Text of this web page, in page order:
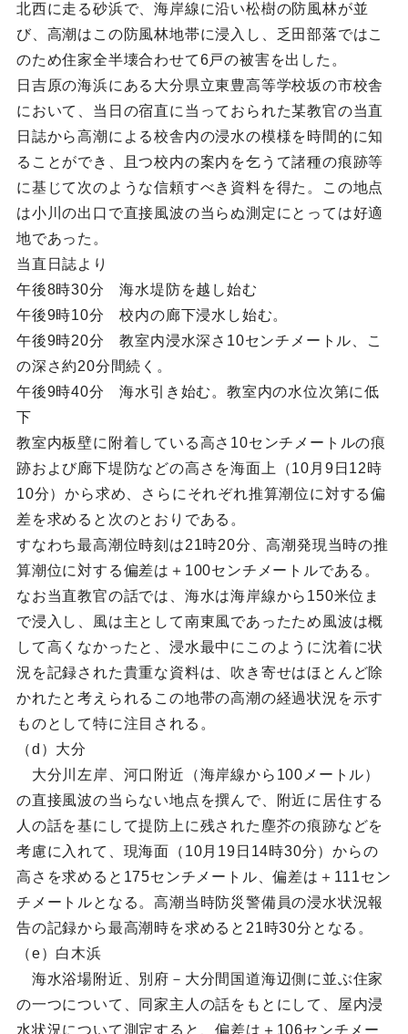
北西に走る砂浜で、海岸線に沿い松樹の防風林が並
び、高潮はこの防風林地帯に浸入し、乏田部落ではこ
のため住家全半壊合わせて6戸の被害を出した。
日吉原の海浜にある大分県立東豊高等学校坂の市校舎
において、当日の宿直に当っておられた某教官の当直
日誌から高潮による校舎内の浸水の模様を時間的に知
ることができ、且つ校内の案内を乞うて諸種の痕跡等
に基じて次のような信頼すべき資料を得た。この地点
は小川の出口で直接風波の当らぬ測定にとっては好適
地であった。
当直日誌より
午後8時30分 海水堤防を越し始む
午後9時10分 校内の廊下浸水し始む。
午後9時20分 教室内浸水深さ10センチメートル、こ
の深さ約20分間続く。
午後9時40分 海水引き始む。教室内の水位次第に低
下
教室内板壁に附着している高さ10センチメートルの痕
跡および廊下堤防などの高さを海面上（10月9日12時
10分）から求め、さらにそれぞれ推算潮位に対する偏
差を求めると次のとおりである。
すなわち最高潮位時刻は21時20分、高潮発現当時の推
算潮位に対する偏差は＋100センチメートルである。
なお当直教官の話では、海水は海岸線から150米位ま
で浸入し、風は主として南東風であったため風波は概
して高くなかったと、浸水最中にこのように沈着に状
況を記録された貴重な資料は、吹き寄せはほとんど除
かれたと考えられるこの地帯の高潮の経過状況を示す
ものとして特に注目される。
（d）大分
大分川左岸、河口附近（海岸線から100メートル）
の直接風波の当らない地点を撰んで、附近に居住する
人の話を基にして提防上に残された塵芥の痕跡などを
考慮に入れて、現海面（10月19日14時30分）からの
高さを求めると175センチメートル、偏差は＋111セン
チメートルとなる。高潮当時防災警備員の浸水状況報
告の記録から最高潮時を求めると21時30分となる。
（e）白木浜
海水浴場附近、別府－大分間国道海辺側に並ぶ住家
の一つについて、同家主人の話をもとにして、屋内浸
水状況について測定すると、偏差は＋106センチメー